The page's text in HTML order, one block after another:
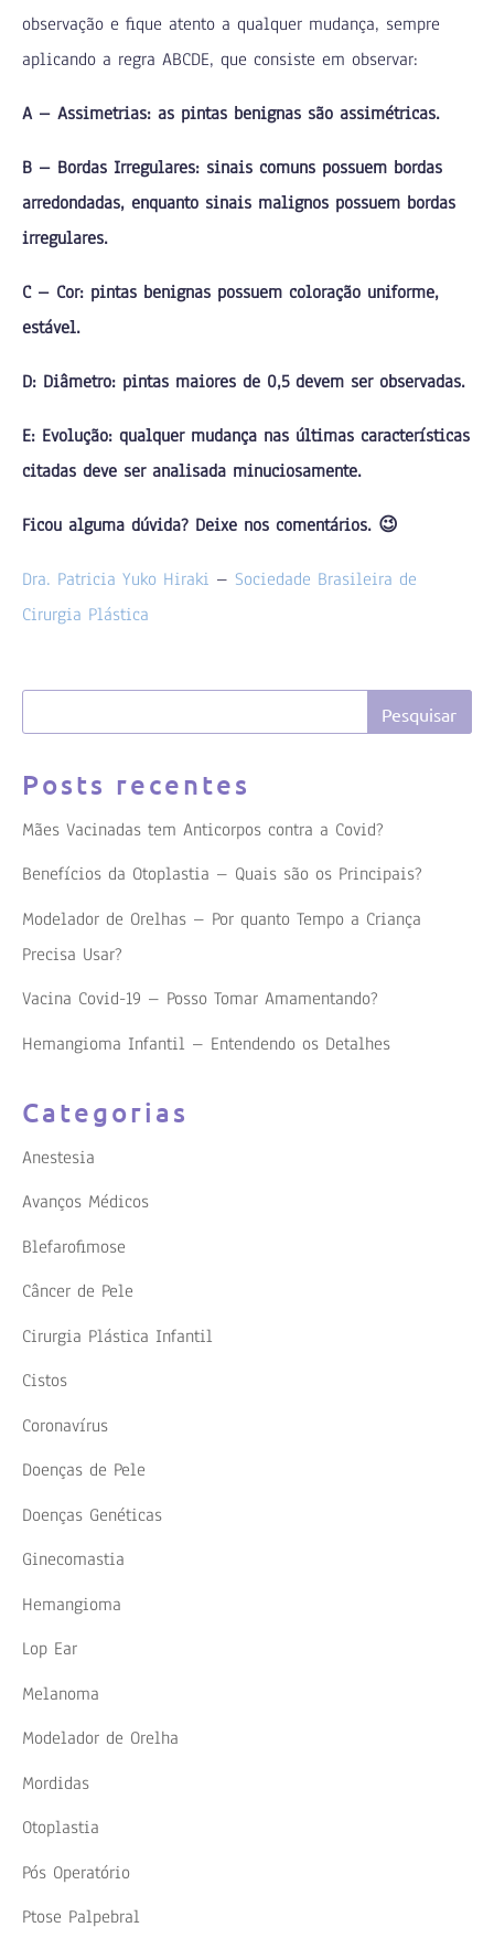
observação e fique atento a qualquer mudança, sempre
aplicando a regra ABCDE, que consiste em observar:
A – Assimetrias: as pintas benignas são assimétricas.
B – Bordas Irregulares: sinais comuns possuem bordas
arredondadas, enquanto sinais malignos possuem bordas
irregulares.
C – Cor: pintas benignas possuem coloração uniforme,
estável.
D: Diâmetro: pintas maiores de 0,5 devem ser observadas.
E: Evolução: qualquer mudança nas últimas características
citadas deve ser analisada minuciosamente.
Ficou alguma dúvida? Deixe nos comentários. 😉
Dra. Patricia Yuko Hiraki –Sociedade Brasileira de
Cirurgia Plástica
Posts recentes
Mães Vacinadas tem Anticorpos contra a Covid?
Benefícios da Otoplastia – Quais são os Principais?
Modelador de Orelhas – Por quanto Tempo a Criança
Precisa Usar?
Vacina Covid-19 – Posso Tomar Amamentando?
Hemangioma Infantil – Entendendo os Detalhes
Categorias
Anestesia
Avanços Médicos
Blefarofimose
Câncer de Pele
Cirurgia Plástica Infantil
Cistos
Coronavírus
Doenças de Pele
Doenças Genéticas
Ginecomastia
Hemangioma
Lop Ear
Melanoma
Modelador de Orelha
Mordidas
Otoplastia
Pós Operatório
Ptose Palpebral